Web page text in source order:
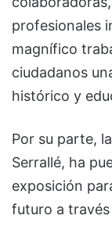
profesionales
magnífico
ciudadanos
histórico y
Por su parte,
Serrallé, ha
exposición
futuro a